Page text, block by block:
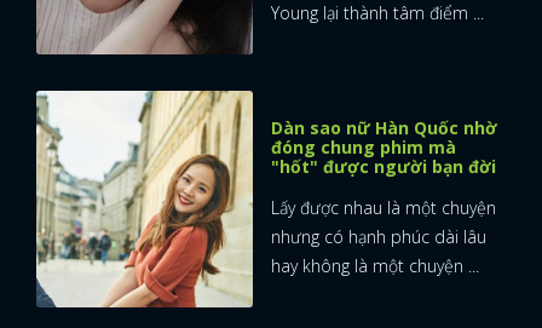
Young lại thành tâm điểm ...
Dàn sao nữ Hàn Quốc nhờ
đóng chung phim mà
"hốt" được người bạn đời
Lấy được nhau là một chuyện
nhưng có hạnh phúc dài lâu
hay không là một chuyện ...